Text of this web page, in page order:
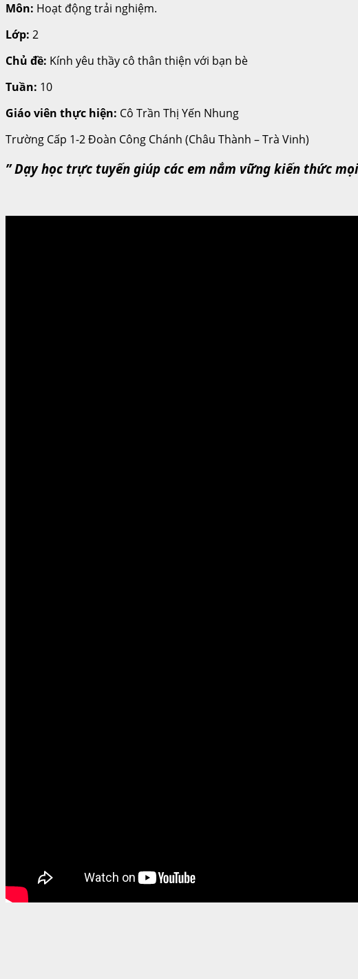
Môn: Hoạt động trải nghiệm.
Lớp: 2
Chủ đề: Kính yêu thầy cô thân thiện với bạn bè
Tuần: 10
Giáo viên thực hiện: Cô Trần Thị Yến Nhung
Trường Cấp 1-2 Đoàn Công Chánh (Châu Thành – Trà Vinh)
” Dạy học trực tuyến giúp các em nắm vững kiến thức